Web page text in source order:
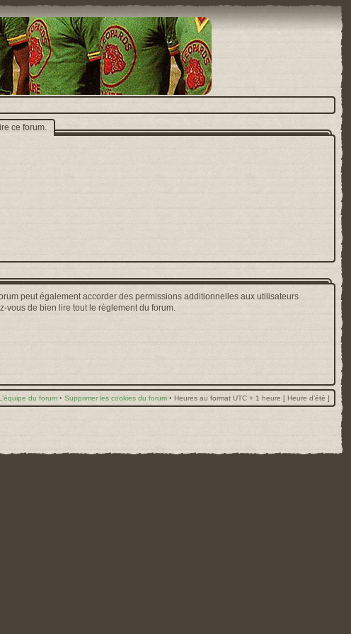
ce forum.
peut également accorder des permissions additionnelles aux utilisateurs
vous de bien lire tout le règlement du forum.
du forum • Supprimer les cookies du forum • Heures au format UTC + 1 heure [ Heure d’été ]